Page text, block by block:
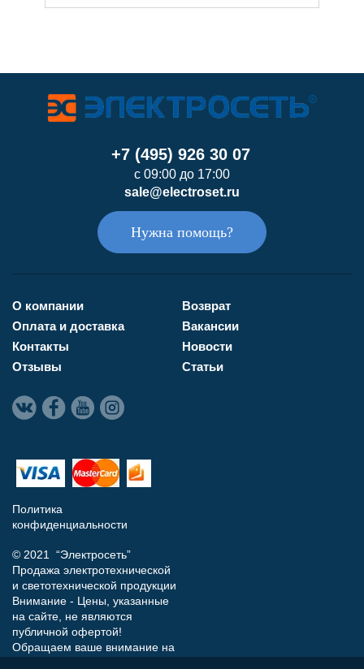
+7 (495) 926 30 07
с 09:00 до 17:00
sale@electroset.ru
Нужна помощь?
О компании
Оплата и доставка
Контакты
Отзывы
Возврат
Вакансии
Новости
Статьи
Политика
конфиденциальности
© 2021 “Электросеть”
Продажа электротехнической
и светотехнической продукции
Внимание - Цены, указанные
на сайте, не являются
публичной офертой!
Обращаем ваше внимание на